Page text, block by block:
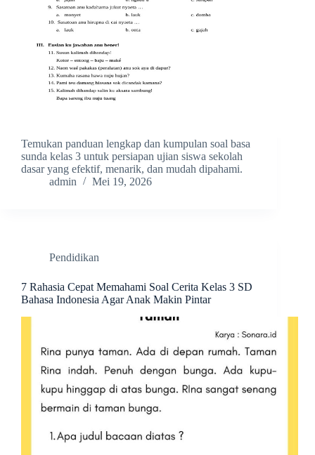
Temukan panduan lengkap dan kumpulan soal basa
sunda kelas 3 untuk persiapan ujian siswa sekolah
dasar yang efektif, menarik, dan mudah dipahami.
admin
Mei 19, 2026
Pendidikan
7 Rahasia Cepat Memahami Soal Cerita Kelas 3 SD
Bahasa Indonesia Agar Anak Makin Pintar